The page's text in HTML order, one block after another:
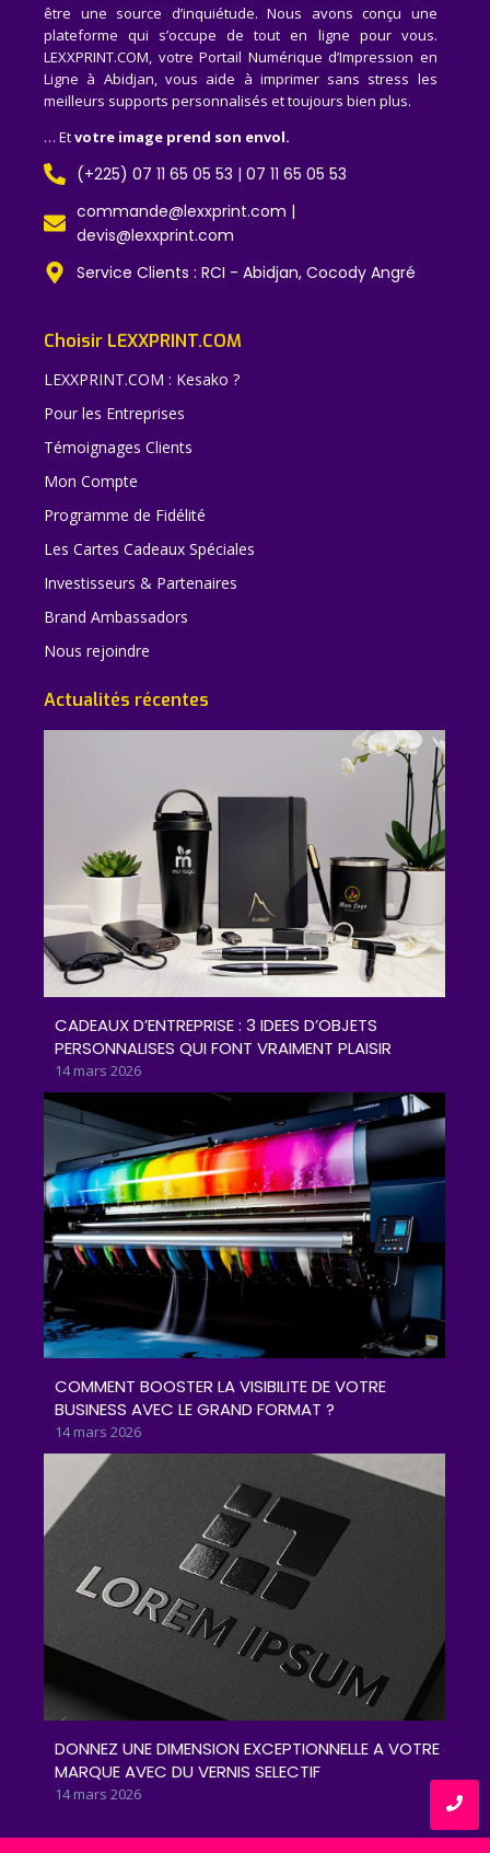
être une source d’inquiétude. Nous avons conçu une
plateforme qui s’occupe de tout en ligne pour vous.
LEXXPRINT.COM, votre Portail Numérique d’Impression en
Ligne à Abidjan, vous aide à imprimer sans stress les
meilleurs supports personnalisés et toujours bien plus.
… Etvotre image prend son envol.
(+225) 07 11 65 05 53 | 07 11 65 05 53
commande@lexxprint.com |
devis@lexxprint.com
Service Clients : RCI - Abidjan, Cocody Angré
Choisir LEXXPRINT.COM
LEXXPRINT.COM : Kesako ?
Pour les Entreprises
Témoignages Clients
Mon Compte
Programme de Fidélité
Les Cartes Cadeaux Spéciales
Investisseurs & Partenaires
Brand Ambassadors
Nous rejoindre
Actualités récentes
CADEAUX D’ENTREPRISE : 3 IDEES D’OBJETS
PERSONNALISES QUI FONT VRAIMENT PLAISIR
14 mars 2026
COMMENT BOOSTER LA VISIBILITE DE VOTRE
BUSINESS AVEC LE GRAND FORMAT ?
14 mars 2026
DONNEZ UNE DIMENSION EXCEPTIONNELLE A VOTRE
MARQUE AVEC DU VERNIS SELECTIF
14 mars 2026